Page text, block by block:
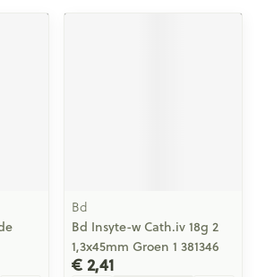
Bd
Bd Insyte-w Cath.iv 18g 2
1,3x45mm Groen 1 381346
€ 2,41